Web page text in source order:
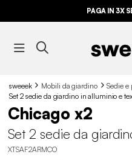
PAGA IN 3X
sweeek Mobili da giardino
Sedie e
Set 2 sedie da giardino in alluminio e
Chicago x2
Set 2 sedie da
XTSAF2ARMCO